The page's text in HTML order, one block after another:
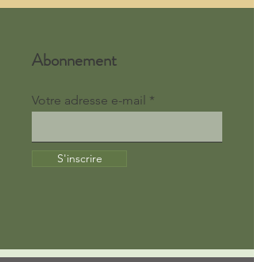
Abonnement
Votre adresse e-mail
S'inscrire